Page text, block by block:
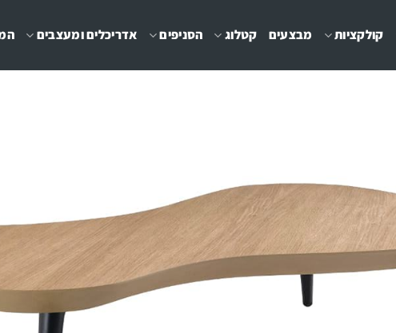
קולקציות מבצעים קטלוג הסניפים אדריכלים ומעצבים